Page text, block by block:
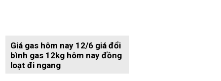
Giá gas hôm nay 12/6 giá đổi
bình gas 12kg hôm nay đồng
loạt đi ngang